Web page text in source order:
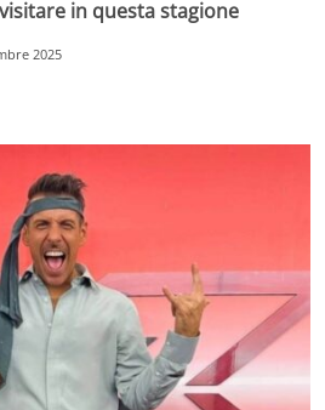
in questa stagione
2025